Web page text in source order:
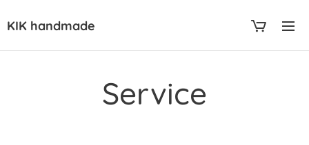
KIK handmade
Service